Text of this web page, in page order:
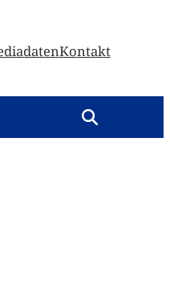
Kontakt